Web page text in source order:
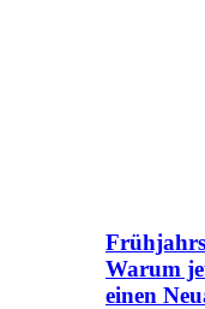
Warum
einen